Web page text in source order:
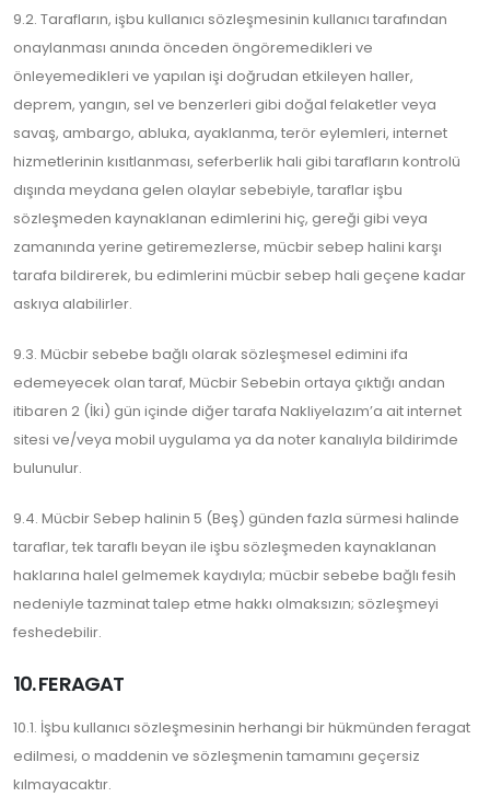
9.2. Tarafların, işbu kullanıcı sözleşmesinin kullanıcı tarafından
onaylanması anında önceden öngöremedikleri ve
önleyemedikleri ve yapılan işi doğrudan etkileyen haller,
deprem, yangın, sel ve benzerleri gibi doğal felaketler veya
savaş, ambargo, abluka, ayaklanma, terör eylemleri, internet
hizmetlerinin kısıtlanması, seferberlik hali gibi tarafların kontrolü
dışında meydana gelen olaylar sebebiyle, taraflar işbu
sözleşmeden kaynaklanan edimlerini hiç, gereği gibi veya
zamanında yerine getiremezlerse, mücbir sebep halini karşı
tarafa bildirerek, bu edimlerini mücbir sebep hali geçene kadar
askıya alabilirler.
9.3. Mücbir sebebe bağlı olarak sözleşmesel edimini ifa
edemeyecek olan taraf, Mücbir Sebebin ortaya çıktığı andan
itibaren 2 (İki) gün içinde diğer tarafa Nakliyelazım’a ait internet
sitesi ve/veya mobil uygulama ya da noter kanalıyla bildirimde
bulunulur.
9.4. Mücbir Sebep halinin 5 (Beş) günden fazla sürmesi halinde
taraflar, tek taraflı beyan ile işbu sözleşmeden kaynaklanan
haklarına halel gelmemek kaydıyla; mücbir sebebe bağlı fesih
nedeniyle tazminat talep etme hakkı olmaksızın; sözleşmeyi
feshedebilir.
10. FERAGAT
10.1. İşbu kullanıcı sözleşmesinin herhangi bir hükmünden feragat
edilmesi, o maddenin ve sözleşmenin tamamını geçersiz
kılmayacaktır.